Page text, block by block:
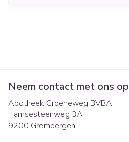
Neem contact met ons op
Apotheek Groeneweg BVBA
Hamsesteenweg 3A
9200 Grembergen